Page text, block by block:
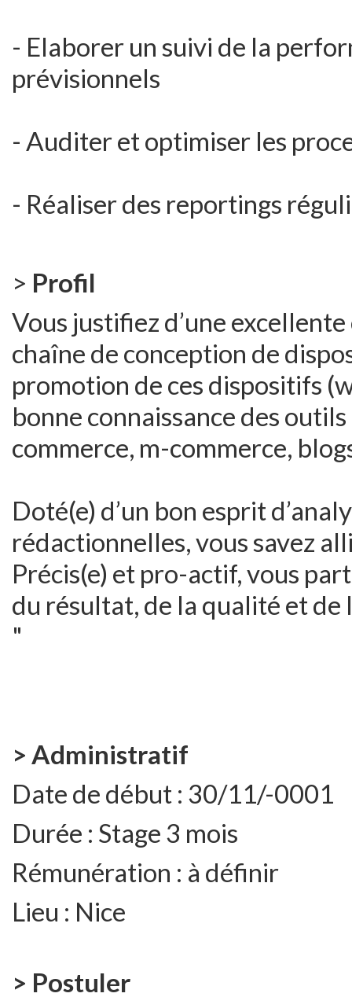
- Elaborer un suivi de la
prévisionnels
- Auditer et optimiser les
- Réaliser des reportings
> Profil
Vous justifiez d’une
chaîne de conception de
promotion de ces dispositifs
bonne connaissance des
commerce, m-commerce,
Doté(e) d’un bon esprit
rédactionnelles, vous savez
Précis(e) et pro-actif, vous
du résultat, de la qualité et
"
> Administratif
Date de début : 30/11/-0001
Durée : Stage 3 mois
Rémunération : à définir
Lieu : Nice
> Postuler